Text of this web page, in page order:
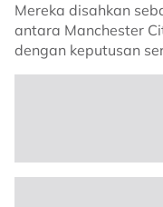
Mereka disahkan
antara Manchester
dengan keputusan